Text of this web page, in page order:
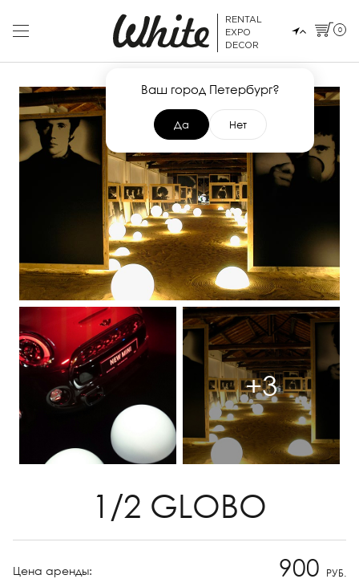
RENTAL
EXPO
DECOR
Ваш город Петербург?
Да Нет
0
+3
1/2 GLOBO
Цена аренды: 900 РУБ.